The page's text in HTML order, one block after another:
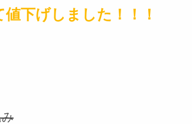
下げしました！！！